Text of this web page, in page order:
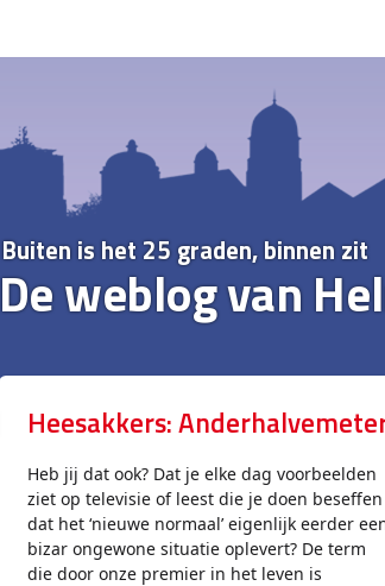
Buiten is het 25 graden, binnen zit
De weblog van
Heesakkers:
Heb jij dat ook? Dat je elke dag voorbeelden
ziet op televisie of leest die je doen beseffen
dat het ‘nieuwe normaal’ eigenlijk eerder
bizar ongewone situatie oplevert? De term
die door onze premier in het leven is